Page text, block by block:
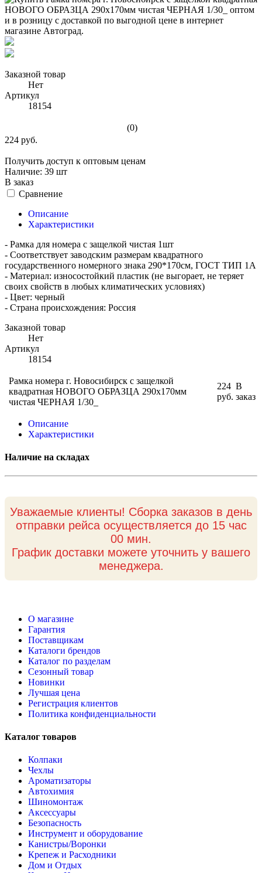
Заказной товар
Нет
Артикул
18154
(0)
224 руб.
Получить доступ к оптовым ценам
Наличие: 39 шт
В заказ
Сравнение
Описание
Характеристики
- Рамка для номера с защелкой чистая 1шт
- Соответствует заводским размерам квадратного
государственного номерного знака 290*170см, ГОСТ ТИП 1А
- Материал: износостойкий пластик (не выгорает, не теряет
своих свойств в любых климатических условиях)
- Цвет: черный
- Страна происхождения: Россия
Заказной товар
Нет
Артикул
18154
Рамка номера г. Новосибирск с защелкой
квадратная НОВОГО ОБРАЗЦА 290х170мм
чистая ЧЕРНАЯ 1/30_
224
руб.
В
заказ
Описание
Характеристики
Наличие на складах
Уважаемые клиенты! Сборка заказов в день
отправки рейса осуществляется до 15 час
00 мин.
График доставки можете уточнить у вашего
менеджера.
О магазине
Гарантия
Поставщикам
Каталоги брендов
Каталог по разделам
Сезонный товар
Новинки
Лучшая цена
Регистрация клиентов
Политика конфиденциальности
Каталог товаров
Колпаки
Чехлы
Ароматизаторы
Автохимия
Шиномонтаж
Аксессуары
Безопасность
Инструмент и оборудование
Канистры/Воронки
Крепеж и Расходники
Дом и Отдых